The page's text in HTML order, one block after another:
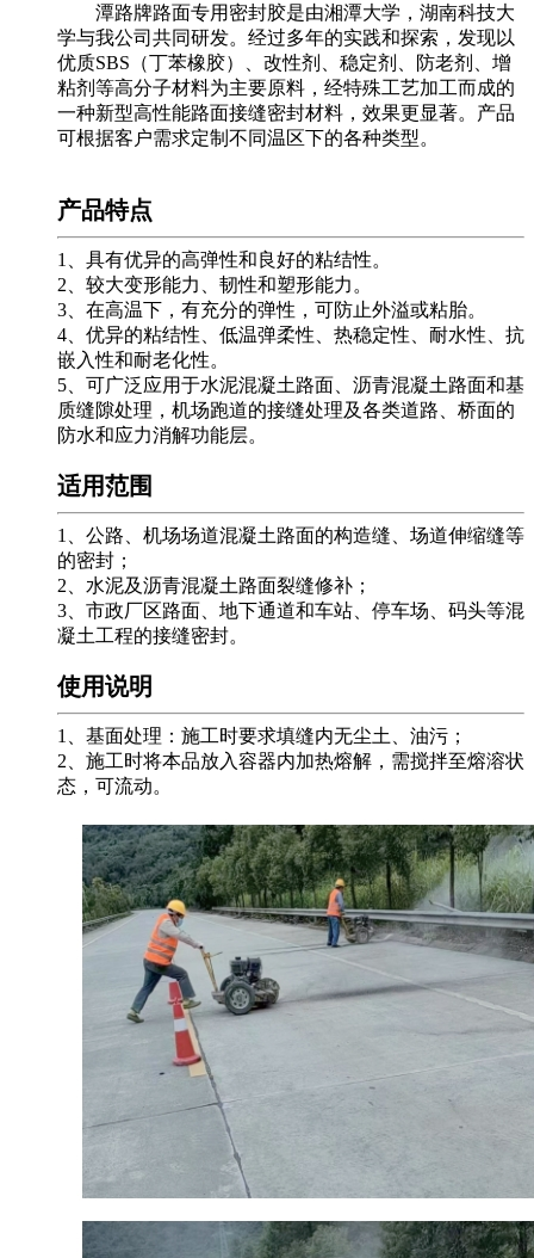
潭路牌路面专用密封胶是由湘潭大学，湖南科技大
学与我公司共同研发。经过多年的实践和探索，发现以
优质SBS（丁苯橡胶）、改性剂、稳定剂、防老剂、增
粘剂等高分子材料为主要原料，经特殊工艺加工而成的
一种新型高性能路面接缝密封材料，效果更显著。产品
可根据客户需求定制不同温区下的各种类型。
产品特点
1、具有优异的高弹性和良好的粘结性。
2、较大变形能力、韧性和塑形能力。
3、在高温下，有充分的弹性，可防止外溢或粘胎。
4、优异的粘结性、低温弹柔性、热稳定性、耐水性、抗
嵌入性和耐老化性。
5、可广泛应用于水泥混凝土路面、沥青混凝土路面和基
质缝隙处理，机场跑道的接缝处理及各类道路、桥面的
防水和应力消解功能层。
适用范围
1、公路、机场场道混凝土路面的构造缝、场道伸缩缝等
的密封；
2、水泥及沥青混凝土路面裂缝修补；
3、市政厂区路面、地下通道和车站、停车场、码头等混
凝土工程的接缝密封。
使用说明
1、基面处理：施工时要求填缝内无尘土、油污；
2、施工时将本品放入容器内加热熔解，需搅拌至熔溶状
态，可流动。